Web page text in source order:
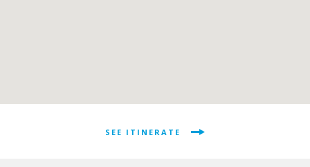
SEE ITINERATE